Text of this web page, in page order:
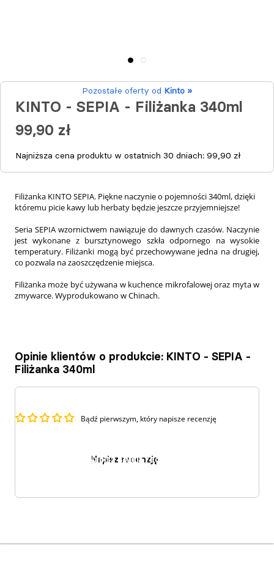
Filiżanka KINTO SEPIA. Piękne naczynie o pojemności 340ml, dzięki
któremu picie kawy lub herbaty będzie jeszcze przyjemniejsze!
Seria SEPIA wzornictwem nawiązuje do dawnych czasów. Naczynie
jest wykonane z bursztynowego szkła odpornego na wysokie
temperatury. Filiżanki mogą być przechowywane jedna na drugiej,
co pozwala na zaoszczędzenie miejsca.
Filiżanka może być używana w kuchence mikrofalowej oraz myta w
zmywarce. Wyprodukowano w Chinach.
Opinie klientów o produkcie: KINTO - SEPIA -
Filiżanka 340ml
Bądź pierwszym, który napisze recenzję
Napisz recenzję
Pozostałe oferty od Kinto »
KINTO - SEPIA - Filiżanka 340ml
99,90 zł
Najniższa cena produktu w ostatnich 30 dniach: 99,90 zł